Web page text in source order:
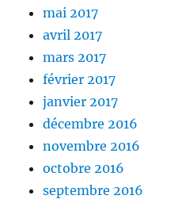
mai 2017
avril 2017
mars 2017
février 2017
janvier 2017
décembre 2016
novembre 2016
octobre 2016
septembre 2016